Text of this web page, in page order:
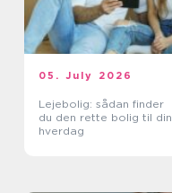
05. July 2026
Lejebolig: sådan finder
du den rette bolig til din
hverdag